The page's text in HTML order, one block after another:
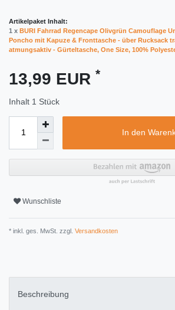
Artikelpaket Inhalt:
1 x BURI Fahrrad Regencape Olivgrün Camouflage
Poncho mit Kapuze & Fronttasche - über Rucksack
atmungsaktiv - Gürteltasche, One Size, 100%
13,99 EUR *
Inhalt 1 Stück
In den
Wunschliste
* inkl. ges. MwSt. zzgl. Versandkosten
Beschreibung